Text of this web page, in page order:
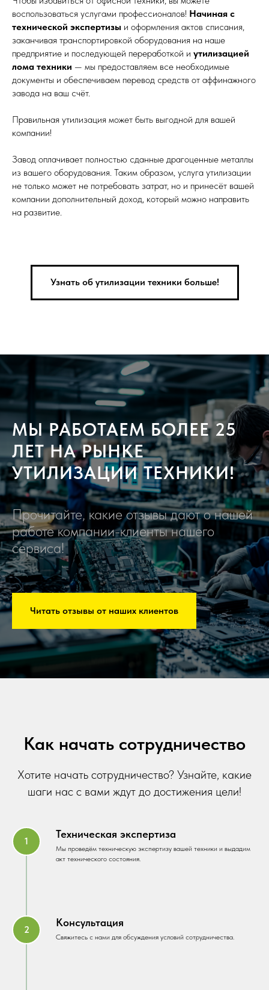
воспользоваться услугами профессионалов! Начиная с
технической экспертизы и оформления актов списания,
заканчивая транспортировкой оборудования на наше
предприятие и последующей переработкой и утилизацией
лома техники — мы предоставляем все необходимые
документы и обеспечиваем перевод средств от аффинажного
завода на ваш счёт.
Правильная утилизация может быть выгодной для вашей
компании!
Завод оплачивает полностью сданные драгоценные металлы
из вашего оборудования. Таким образом, услуга утилизации
не только может не потребовать затрат, но и принесёт вашей
компании дополнительный доход, который можно направить
на развитие.
Узнать об утилизации техники больше!
МЫ РАБОТАЕМ БОЛЕЕ 25
ЛЕТ НА РЫНКЕ
УТИЛИЗАЦИИ ТЕХНИКИ!
Прочитайте, какие отзывы дают о нашей
работе компании-клиенты нашего
сервиса!
Читать отзывы от наших клиентов
Как начать сотрудничество
Хотите начать сотрудничество? Узнайте, какие
шаги нас с вами ждут до достижения цели!
Техническая экспертиза
Мы проведём техническую экспертизу вашей техники и выдадим
акт технического состояния.
Консультация
Свяжитесь с нами для обсуждения условий сотрудничества.